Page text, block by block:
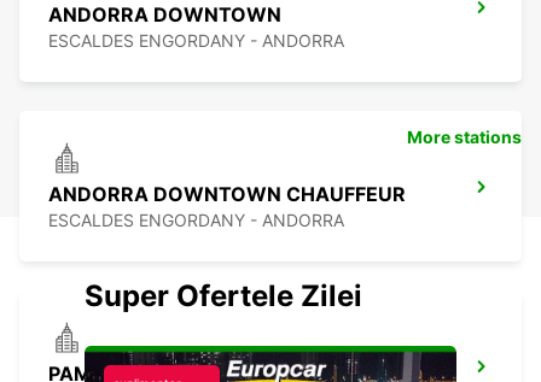
ANDORRA DOWNTOWN
ESCALDES ENGORDANY - ANDORRA
ANDORRA DOWNTOWN CHAUFFEUR
ESCALDES ENGORDANY - ANDORRA
PAMIERS
More stations
Super Ofertele Zilei